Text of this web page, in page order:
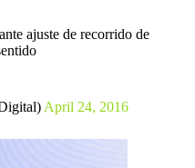
ajuste de recorrido de
April 24, 2016